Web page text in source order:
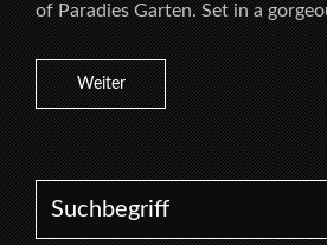
of Paradies Garten. Set in a
Weiter
Search for: